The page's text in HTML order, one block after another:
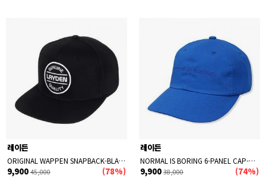
레이든
ORIGINAL WAPPEN SNAPBACK-BLACK
9,900 45,000 (78%)
레이든
NORMAL IS BORING 6-PANEL CAP-BLUE
9,900 38,000 (74%)